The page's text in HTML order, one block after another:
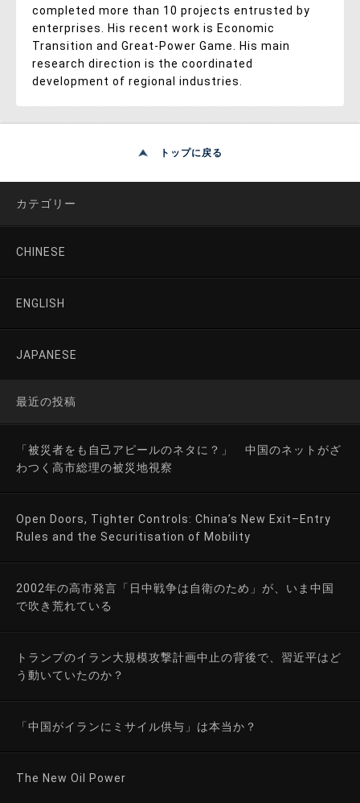
completed more than 10 projects entrusted by
enterprises. His recent work is Economic
Transition and Great-Power Game. His main
research direction is the coordinated
development of regional industries.
トップに戻る
カテゴリー
CHINESE
ENGLISH
JAPANESE
最近の投稿
「被災者をも自己アピールのネタに？」 中国のネットがざ
わつく高市総理の被災地視察
Open Doors, Tighter Controls: China’s New Exit–Entry
Rules and the Securitisation of Mobility
2002年の高市発言「日中戦争は自衛のため」が、いま中国
で吹き荒れている
トランプのイラン大規模攻撃計画中止の背後で、習近平はど
う動いていたのか？
「中国がイランにミサイル供与」は本当か？
The New Oil Power